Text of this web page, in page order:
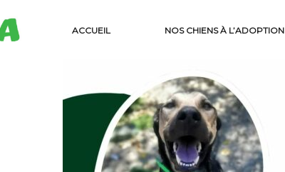
ACCUEIL NOS CHIENS À L’ADOPTION